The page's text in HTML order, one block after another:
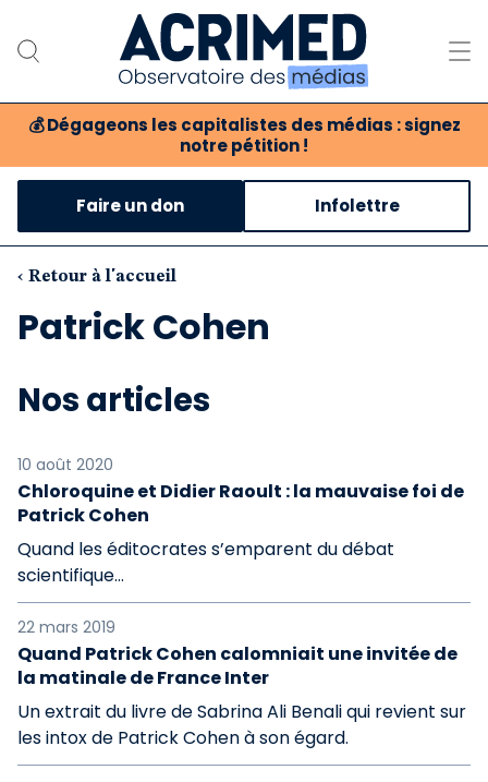
💰 Dégageons les capitalistes des médias : signez
notre pétition !
Notre association
Notre critique des médias
Nos propositions
Notre revue
Boutique
Faire un don Infolettre
‹ Retour à l'accueil
Patrick Cohen
Nos articles
10 août 2020
Chloroquine et Didier Raoult : la mauvaise foi de
Patrick Cohen
Quand les éditocrates s’emparent du débat
scientifique…
22 mars 2019
Quand Patrick Cohen calomniait une invitée de
la matinale de France Inter
Un extrait du livre de Sabrina Ali Benali qui revient sur
les intox de Patrick Cohen à son égard.